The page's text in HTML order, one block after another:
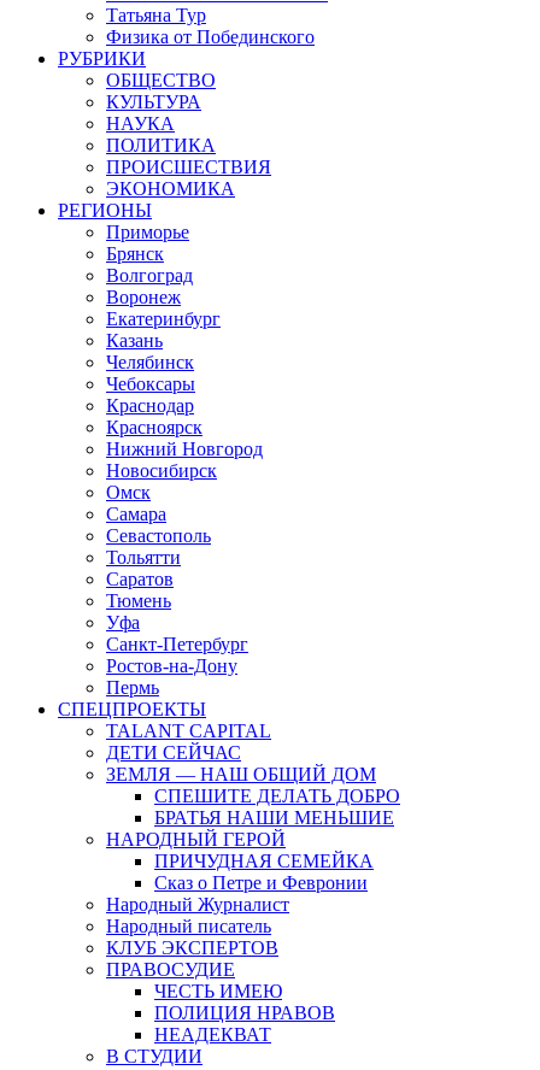
Татьяна Тур
Физика от Побединского
РУБРИКИ
ОБЩЕСТВО
КУЛЬТУРА
НАУКА
ПОЛИТИКА
ПРОИСШЕСТВИЯ
ЭКОНОМИКА
РЕГИОНЫ
Приморье
Брянск
Волгоград
Воронеж
Екатеринбург
Казань
Челябинск
Чебоксары
Краснодар
Красноярск
Нижний Новгород
Новосибирск
Омск
Самара
Севастополь
Тольятти
Саратов
Тюмень
Уфа
Санкт-Петербург
Ростов-на-Дону
Пермь
СПЕЦПРОЕКТЫ
TALANT CAPITAL
ДЕТИ СЕЙЧАС
ЗЕМЛЯ — НАШ ОБЩИЙ ДОМ
СПЕШИТЕ ДЕЛАТЬ ДОБРО
БРАТЬЯ НАШИ МЕНЬШИЕ
НАРОДНЫЙ ГЕРОЙ
ПРИЧУДНАЯ СЕМЕЙКА
Сказ о Петре и Февронии
Народный Журналист
Народный писатель
КЛУБ ЭКСПЕРТОВ
ПРАВОСУДИЕ
ЧЕСТЬ ИМЕЮ
ПОЛИЦИЯ НРАВОВ
НЕАДЕКВАТ
В СТУДИИ